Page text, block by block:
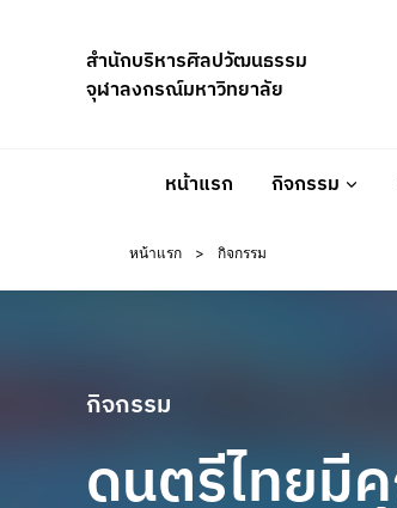
สำนักบริหารศิลปวัฒนธรรม
จุฬาลงกรณ์มหาวิทยาลัย
หน้าแรก กิจกรรม
หน้าแรก > กิจกรรม
กิจกรรม
ดนตรีไทยมี